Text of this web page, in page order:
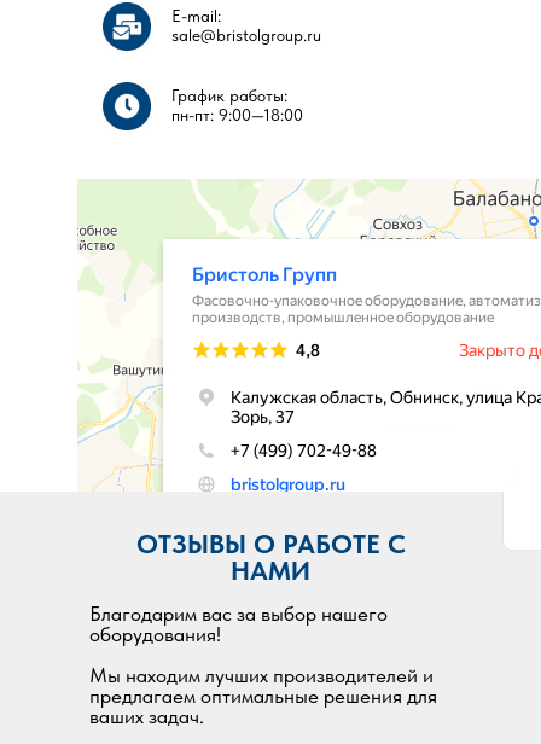
E-mail:
sale@bristolgroup.ru
График работы:
пн-пт: 9:00—18:00​​
Благодарим вас за выбор нашего
оборудования!
Мы находим лучших производителей и
предлагаем оптимальные решения для
ваших задач.
ОТЗЫВЫ О РАБОТЕ С
НАМИ